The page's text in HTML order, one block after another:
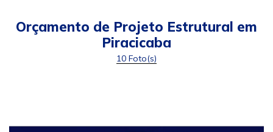
Orçamento de Projeto Estrutural em
Piracicaba
10 Foto(s)